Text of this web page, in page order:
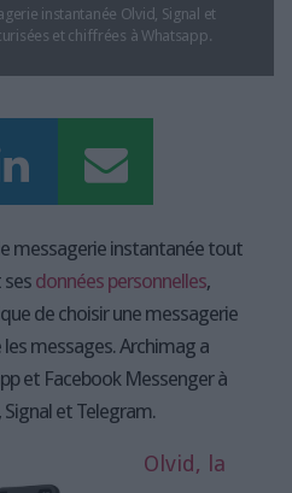
instantanée Olvid, Signal et
et chiffrées à Whatsapp.
messagerie instantanée tout
ses données personnelles,
de choisir une messagerie
messages. Archimag a
et Facebook Messenger à
et Telegram.
Olvid, la